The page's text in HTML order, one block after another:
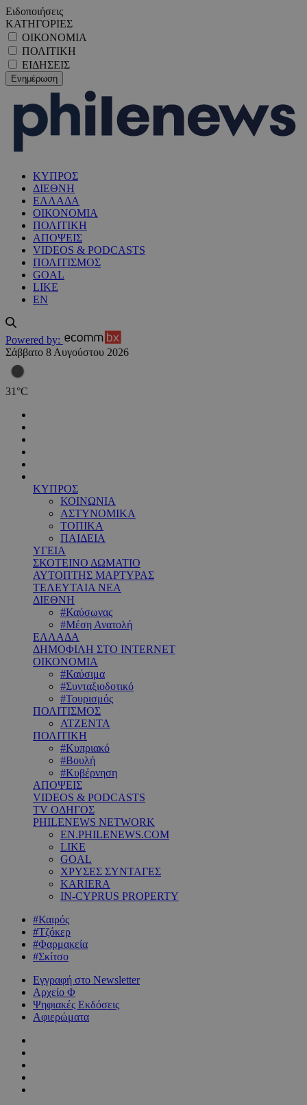
Ειδοποιήσεις
ΚΑΤΗΓΟΡΙΕΣ
ΟΙΚΟΝΟΜΙΑ
ΠΟΛΙΤΙΚΗ
ΕΙΔΗΣΕΙΣ
ΚΥΠΡΟΣ
ΔΙΕΘΝΗ
ΕΛΛΑΔΑ
ΟΙΚΟΝΟΜΙΑ
ΠΟΛΙΤΙΚΗ
ΑΠΟΨΕΙΣ
VIDEOS & PODCASTS
ΠΟΛΙΤΙΣΜΟΣ
GOAL
LIKE
EN
Powered by:
Σάββατο 8 Αυγούστου 2026
31 °C
ΚΥΠΡΟΣ
ΚΟΙΝΩΝΙΑ
ΑΣΤΥΝΟΜΙΚΑ
ΤΟΠΙΚΑ
ΠΑΙΔΕΙΑ
ΥΓΕΙΑ
ΣΚΟΤΕΙΝΟ ΔΩΜΑΤΙΟ
ΑΥΤΟΠΤΗΣ ΜΑΡΤΥΡΑΣ
ΤΕΛΕΥΤΑΙΑ ΝΕΑ
ΔΙΕΘΝΗ
#Καύσωνας
#Μέση Ανατολή
ΕΛΛΑΔΑ
ΔΗΜΟΦΙΛΗ ΣΤΟ INTERNET
ΟΙΚΟΝΟΜΙΑ
#Καύσιμα
#Συνταξιοδοτικό
#Τουρισμός
ΠΟΛΙΤΙΣΜΟΣ
ΑΤΖΕΝΤΑ
ΠΟΛΙΤΙΚΗ
#Κυπριακό
#Βουλή
#Κυβέρνηση
ΑΠΟΨΕΙΣ
VIDEOS & PODCASTS
TV ΟΔΗΓΟΣ
PHILENEWS NETWORK
EN.PHILENEWS.COM
LIKE
GOAL
ΧΡΥΣΕΣ ΣΥΝΤΑΓΕΣ
KARIERA
IN-CYPRUS PROPERTY
#Καιρός
#Τζόκερ
#Φαρμακεία
#Σκίτσο
Εγγραφή στο Newsletter
Αρχείο Φ
Ψηφιακές Εκδόσεις
Αφιερώματα